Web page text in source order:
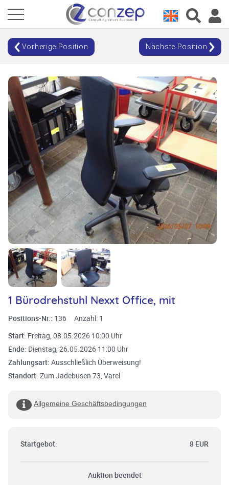
Vorherige Position Nächste Position
1 Bürodrehstuhl Nexxt Office, mit
Positions-Nr.: 136 Anzahl: 1
Start: Freitag, 08.05.2026 10:00 Uhr
Ende: Dienstag, 26.05.2026 11:00 Uhr
Zahlungsart: Ausschließlich Überweisung!
Standort: Zum Jadebusen 73, Varel
Allgemeine Geschäftsbedingungen
Startgebot: 8 EUR
Auktion beendet